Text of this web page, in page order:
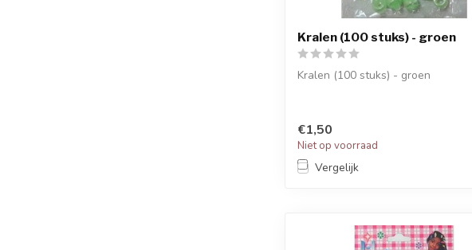
Kralen (100 stuks) - groen
Kralen (100 stuks) - groen
€1,50
Niet op voorraad
Vergelijk